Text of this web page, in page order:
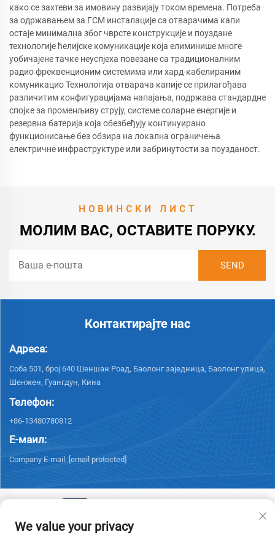
како се захтеви за имовину развијају током времена. Потреба
за одржавањем за ГСМ инсталације са отварачима капи
остаје минимална због чврсте конструкције и поуздане
технологије ћелијске комуникације која елиминише многе
уобичајене тачке неуспјеха повезане са традиционалним
радио фреквенционим системима или хард-кабелираним
комуникацио Технологија отварача капије се прилагођава
различитим конфигурацијама напајања, подржава стандардне
спојке за променљиву струју, системе соларне енергије и
резервна батерија која обезбеђују континуирано
функционисање без обзира на локална ограничења
електричне инфраструктуре или забринутости за поузданост.
НОВИНСКИ ЛИСТ
МОЛИМ ВАС, ОСТАВИТЕ ПОРУКУ.
Контактирајте нас
Адреса:
Соба 501, број 640 Шеншан Роад, Баолонг заједница, Баолонг улица,
Шенжен, Гуангдун, Кина
Телефон:
+86-13480780812
Е-маил:
Company E-mail: [email protected]
We value your privacy